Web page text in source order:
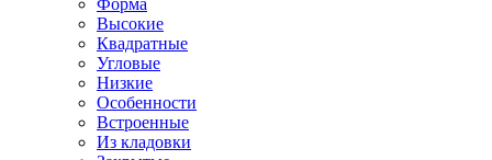
Форма
Высокие
Квадратные
Угловые
Низкие
Особенности
Встроенные
Из кладовки